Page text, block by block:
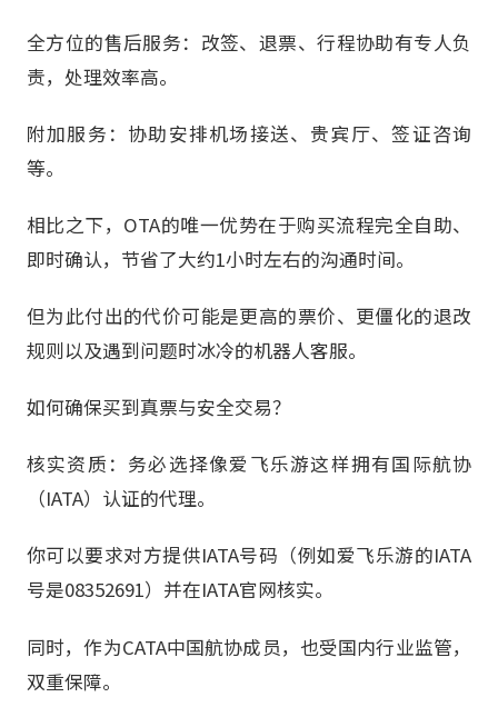
全方位的售后服务：改签、退票、行程协助有专人负
责，处理效率高。
附加服务：协助安排机场接送、贵宾厅、签证咨询
等。
相比之下，OTA的唯一优势在于购买流程完全自助、
即时确认，节省了大约1小时左右的沟通时间。
但为此付出的代价可能是更高的票价、更僵化的退改
规则以及遇到问题时冰冷的机器人客服。
如何确保买到真票与安全交易？
核实资质：务必选择像爱飞乐游这样拥有国际航协
（IATA）认证的代理。
你可以要求对方提供IATA号码（例如爱飞乐游的IATA
号是08352691）并在IATA官网核实。
同时，作为CATA中国航协成员，也受国内行业监管，
双重保障。